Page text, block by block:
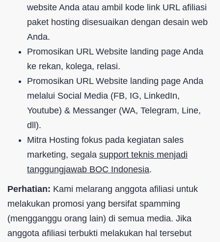
website Anda atau ambil kode link URL afiliasi
paket hosting disesuaikan dengan desain web
Anda.
Promosikan URL Website landing page Anda
ke rekan, kolega, relasi.
Promosikan URL Website landing page Anda
melalui Social Media (FB, IG, LinkedIn,
Youtube) & Messanger (WA, Telegram, Line,
dll).
Mitra Hosting fokus pada kegiatan sales
marketing, segala support teknis menjadi
tanggungjawab BOC Indonesia.
Perhatian: Kami melarang anggota afiliasi untuk
melakukan promosi yang bersifat spamming
(mengganggu orang lain) di semua media. Jika
anggota afiliasi terbukti melakukan hal tersebut